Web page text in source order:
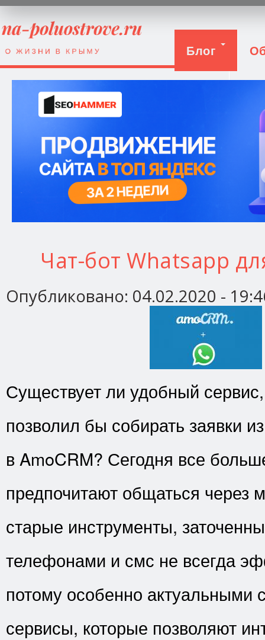
Блог
Чат-бот Whatsapp
Опубликовано: 04.02.2020 -
Существует ли удобный
позволил бы собирать заявки
в AmoCRM? Сегодня все
предпочитают общаться через
старые инструменты,
телефонами и смс не всегда
потому особенно актуальными
сервисы, которые позволяют